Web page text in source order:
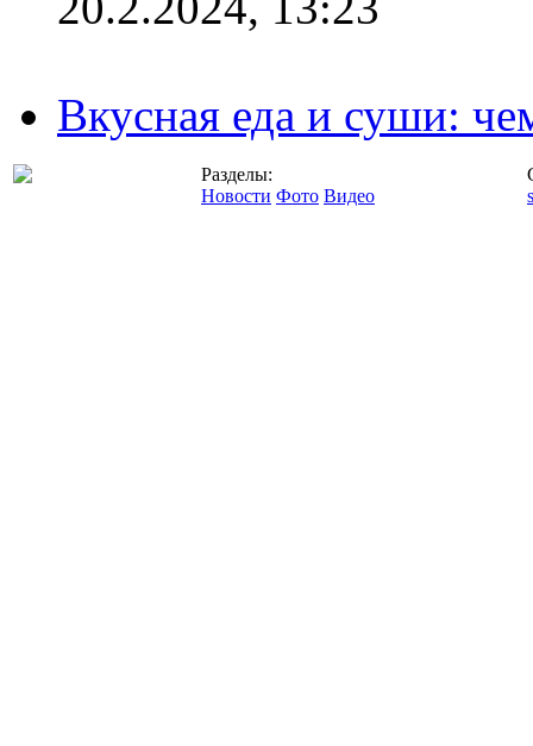
Вкусная еда и суши:
Разделы:
Новости Фото Видео